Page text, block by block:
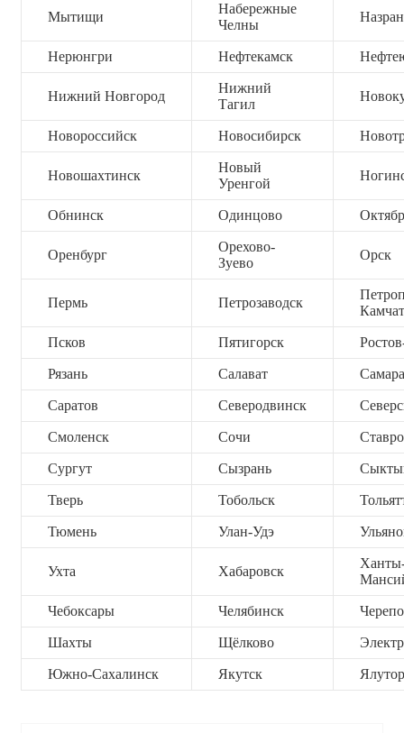
Мытищи
Набережные
Челны
Нерюнгри Нефтекамск
Нижний Новгород
Нижний
Тагил
Новороссийск Новосибирск
Новошахтинск
Новый
Уренгой
Обнинск Одинцово
Оренбург
Орехово-
Зуево
Орск
Пермь Петрозаводск
Псков Пятигорск
Рязань Салават Самара
Саратов Северодвинск
Смоленск Сочи
Сургут Сызрань
Тверь Тобольск
Тюмень Улан-Удэ
Ухта Хабаровск
Чебоксары Челябинск
Шахты Щёлково
Южно-Сахалинск Якутск